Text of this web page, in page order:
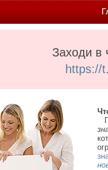
Заходи в
https://